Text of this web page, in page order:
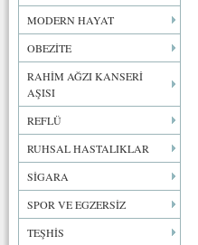
MODERN HAYAT
OBEZİTE
RAHİM AĞZI KANSERİ
AŞISI
REFLÜ
RUHSAL HASTALIKLAR
SİGARA
SPOR VE EGZERSİZ
TEŞHİS